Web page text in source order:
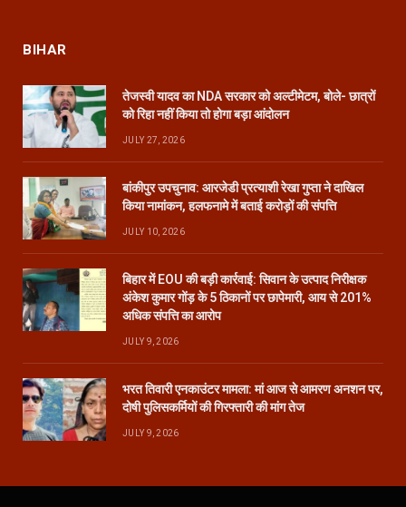
BIHAR
तेजस्वी यादव का NDA सरकार को अल्टीमेटम, बोले- छात्रों
को रिहा नहीं किया तो होगा बड़ा आंदोलन
JULY 27, 2026
बांकीपुर उपचुनाव: आरजेडी प्रत्याशी रेखा गुप्ता ने दाखिल
किया नामांकन, हलफनामे में बताई करोड़ों की संपत्ति
JULY 10, 2026
बिहार में EOU की बड़ी कार्रवाई: सिवान के उत्पाद निरीक्षक
अंकेश कुमार गोंड़ के 5 ठिकानों पर छापेमारी, आय से 201%
अधिक संपत्ति का आरोप
JULY 9, 2026
भरत तिवारी एनकाउंटर मामला: मां आज से आमरण अनशन पर,
दोषी पुलिसकर्मियों की गिरफ्तारी की मांग तेज
JULY 9, 2026